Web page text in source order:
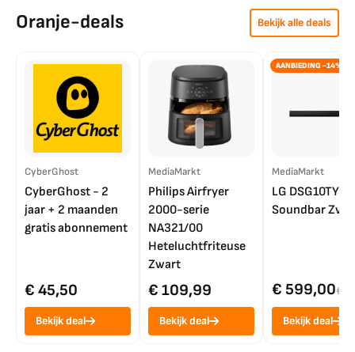
Oranje-deals Bekijk alle deals
CyberGhost
CyberGhost - 2
jaar + 2 maanden
gratis abonnement
€ 45,50
Bekijk deal
MediaMarkt
Philips Airfryer
2000-serie
NA321/00
Heteluchtfriteuse
Zwart
€ 109,99
Bekijk deal
AANBIEDING -14%
MediaMarkt
LG DSG10TY
Soundbar
€ 599,00€
Bekijk deal